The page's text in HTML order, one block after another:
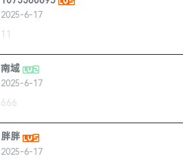
2025-6-17
11
南域
2025-6-17
666
胖胖
2025-6-17